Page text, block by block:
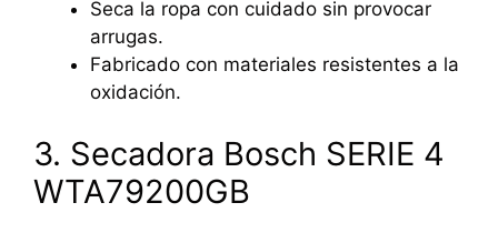
Seca la ropa con cuidado sin provocar
arrugas.
Fabricado con materiales resistentes a la
oxidación.
3. Secadora Bosch SERIE 4
WTA79200GB